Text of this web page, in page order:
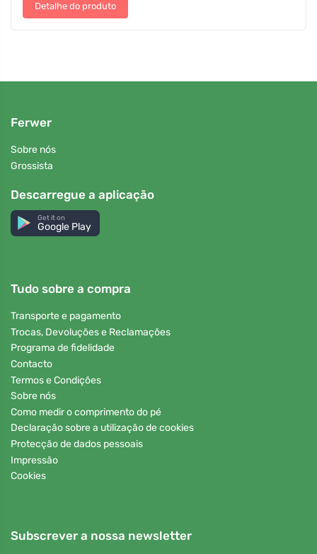
Detalhe do produto
Ferwer
Sobre nós
Grossista
Descarregue a aplicação
Get it on
Google Play
Tudo sobre a compra
Transporte e pagamento
Trocas, Devoluções e Reclamações
Programa de fidelidade
Contacto
Termos e Condições
Sobre nós
Como medir o comprimento do pé
Declaração sobre a utilização de cookies
Protecção de dados pessoais
Impressão
Cookies
Subscrever a nossa newsletter